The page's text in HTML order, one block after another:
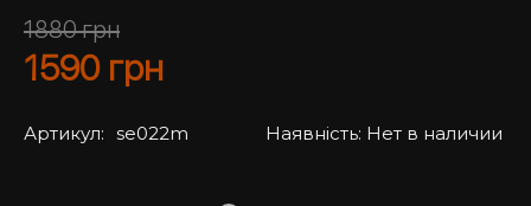
1880грн
1590 грн
Артикул: se022m Наявність: Нет в наличии